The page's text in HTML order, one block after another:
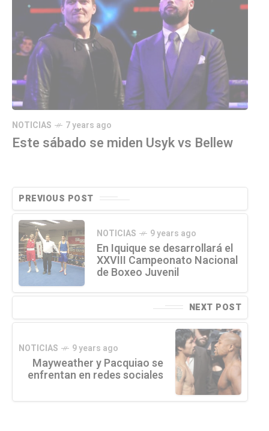
NOTICIAS 7 years ago
Este sábado se miden Usyk vs Bellew
PREVIOUS POST
NOTICIAS 9 years ago
En Iquique se desarrollará el
XXVIII Campeonato Nacional
de Boxeo Juvenil
NEXT POST
NOTICIAS 9 years ago
Mayweather y Pacquiao se
enfrentan en redes sociales